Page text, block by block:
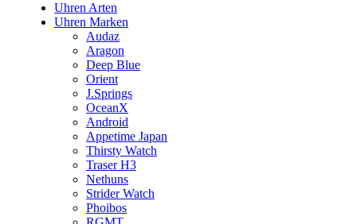
Uhren Arten
Uhren Marken
Audaz
Aragon
Deep Blue
Orient
J.Springs
OceanX
Android
Appetime Japan
Thirsty Watch
Traser H3
Nethuns
Strider Watch
Phoibos